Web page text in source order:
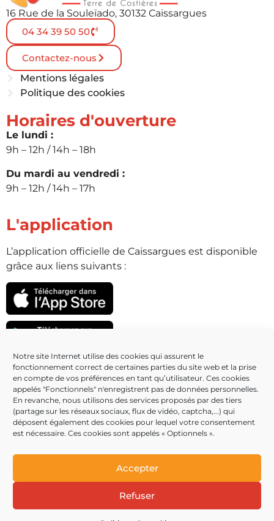
Notre site Internet utilise des cookies qui assurent le
fonctionnement correct de certaines parties du site web et la prise
en compte de vos préférences en tant qu’utilisateur. Ces cookies
appelés "Fonctionnels" n'enregistrent pas de données personnelles.
En revanche, nous utilisons des services proposés par des tiers
(partage sur les réseaux sociaux, flux de vidéo, captcha,...) qui
déposent également des cookies pour lequel votre consentement
est nécessaire. Ces cookies sont appelés « Optionnels ».
Accepter
Refuser
16 Rue de la Souleïado, 30132 Caissargues
04 34 39 50 50
Contactez-nous
Mentions légales
Politique des cookies
Horaires d'ouverture
Le lundi :
9h – 12h / 14h – 18h
Du mardi au vendredi :
9h – 12h / 14h – 17h
L'application
L’application officielle de Caissargues est disponible
grâce aux liens suivants :
Partenaires